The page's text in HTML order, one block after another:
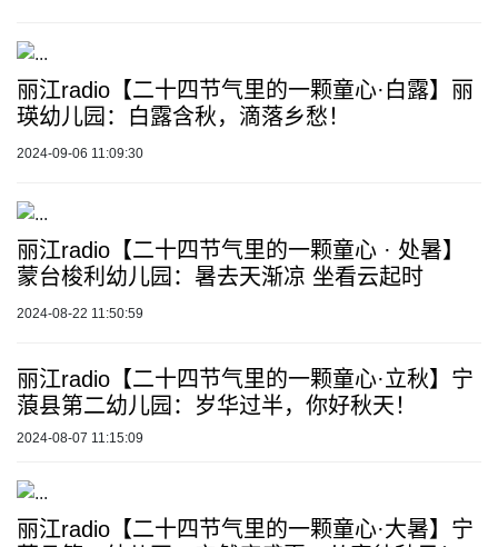
丽江radio【二十四节气里的一颗童心·白露】丽
瑛幼儿园：白露含秋，滴落乡愁！
2024-09-06 11:09:30
丽江radio【二十四节气里的一颗童心 · 处暑】
蒙台梭利幼儿园：暑去天渐凉 坐看云起时
2024-08-22 11:50:59
丽江radio【二十四节气里的一颗童心·立秋】宁
蒗县第二幼儿园：岁华过半，你好秋天！
2024-08-07 11:15:09
丽江radio【二十四节气里的一颗童心·大暑】宁